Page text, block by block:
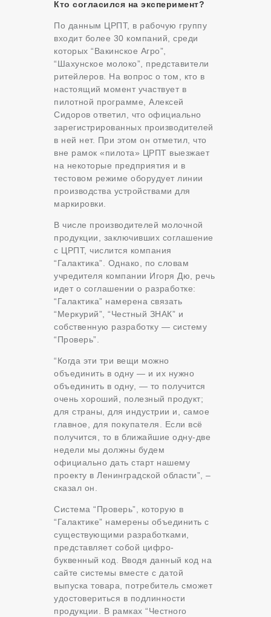
Кто согласился на эксперимент?
По данным ЦРПТ, в рабочую группу
входит более 30 компаний, среди
которых “Вакинское Агро”,
“Шахунское молоко”, представители
ритейлеров. На вопрос о том, кто в
настоящий момент участвует в
пилотной программе, Алексей
Сидоров ответил, что официально
зарегистрированных производителей
в ней нет. При этом он отметил, что
вне рамок «пилота» ЦРПТ выезжает
на некоторые предприятия и в
тестовом режиме оборудует линии
производства устройствами для
маркировки.
В числе производителей молочной
продукции, заключивших соглашение
с ЦРПТ, числится компания
“Галактика”. Однако, по словам
учредителя компании Игоря Дю, речь
идет о соглашении о разработке:
“Галактика” намерена связать
“Меркурий”, “Честный ЗНАК” и
собственную разработку — систему
“Проверь”.
“Когда эти три вещи можно
объединить в одну — и их нужно
объединить в одну, — то получится
очень хороший, полезный продукт;
для страны, для индустрии и, самое
главное, для покупателя. Если всё
получится, то в ближайшие одну-две
недели мы должны будем
официально дать старт нашему
проекту в Ленинградской области”, –
сказал он.
Система “Проверь”, которую в
“Галактике” намерены объединить с
существующими разработками,
представляет собой цифро-
буквенный код. Вводя данный код на
сайте системы вместе с датой
выпуска товара, потребитель сможет
удостовериться в подлинности
продукции. В рамках “Честного